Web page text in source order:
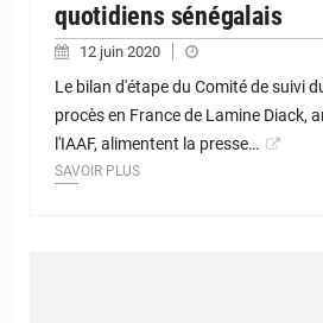
quotidiens sénégalais
12 juin 2020
Le bilan d'étape du Comité de suivi
procès en France de Lamine Diack,
l'IAAF, alimentent la presse…
SAVOIR PLUS